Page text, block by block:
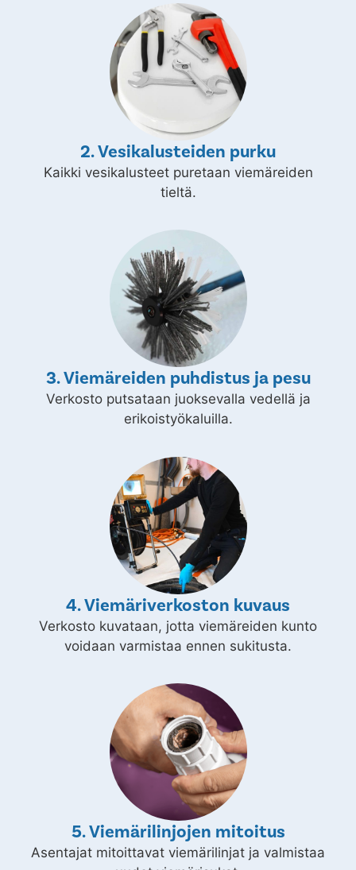
2. Vesikalusteiden purku
Kaikki vesikalusteet puretaan viemäreiden
tieltä.
3. Viemäreiden puhdistus ja pesu
Verkosto putsataan juoksevalla vedellä ja
erikoistyökaluilla.
4. Viemäriverkoston kuvaus
Verkosto kuvataan, jotta viemäreiden kunto
voidaan varmistaa ennen sukitusta.
5. Viemärilinjojen mitoitus
Asentajat mitoittavat viemärilinjat ja valmistaa